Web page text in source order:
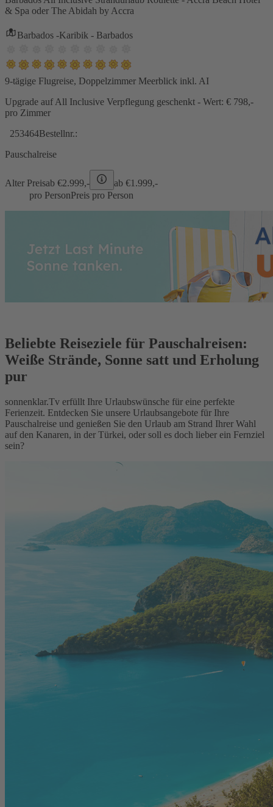
& Spa oder The Abidah by Accra
Barbados -Karibik - Barbados
9-tägige Flugreise, Doppelzimmer Meerblick inkl. AI
Upgrade auf All Inclusive Verpflegung geschenkt - Wert: € 798,-
pro Zimmer
253464Bestellnr.:
Pauschalreise
Alter Preisab €2.999,- ab €1.999,-
pro PersonPreis pro Person
Beliebte Reiseziele für Pauschalreisen:
Weiße Strände, Sonne satt und Erholung
pur
sonnenklar.Tv erfüllt Ihre Urlaubswünsche für eine perfekte
Ferienzeit. Entdecken Sie unsere Urlaubsangebote für Ihre
Pauschalreise und genießen Sie den Urlaub am Strand Ihrer Wahl
auf den Kanaren, in der Türkei, oder soll es doch lieber ein Fernziel
sein?